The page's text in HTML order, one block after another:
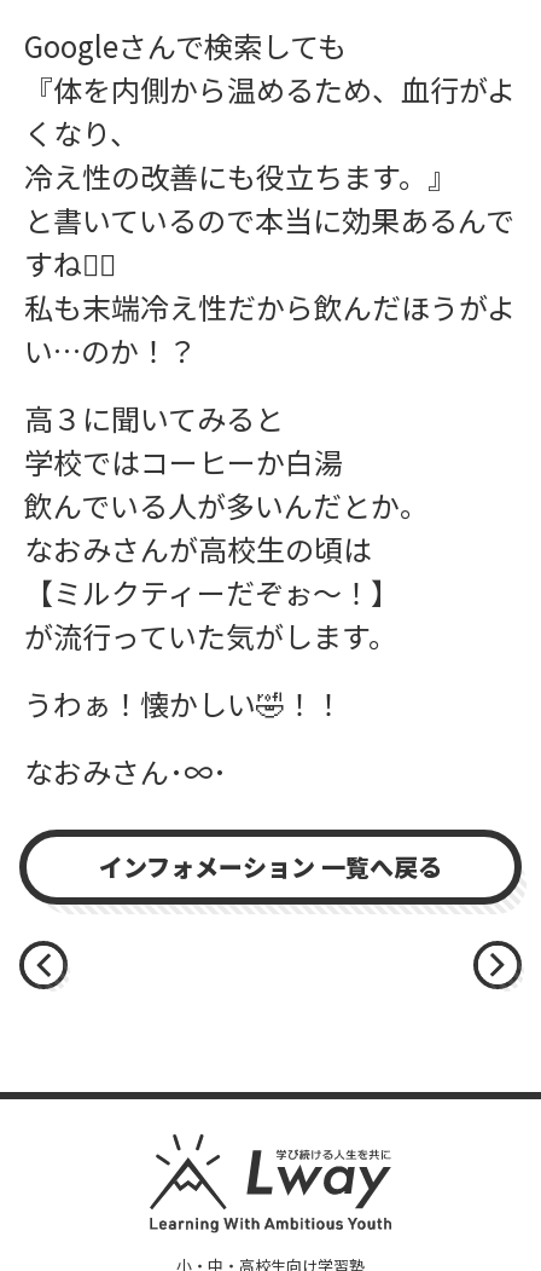
Googleさんで検索しても
『体を内側から温めるため、血行がよ
くなり、
冷え性の改善にも役立ちます。』
と書いているので本当に効果あるんで
すね🙂‍↕️
私も末端冷え性だから飲んだほうがよ
い…のか！？
高３に聞いてみると
学校ではコーヒーか白湯
飲んでいる人が多いんだとか。
なおみさんが高校生の頃は
【ミルクティーだぞぉ〜！】
が流行っていた気がします。
うわぁ！懐かしい🤣！！
なおみさん･∞･
インフォメーション 一覧へ戻る
小・中・高校生向け学習塾